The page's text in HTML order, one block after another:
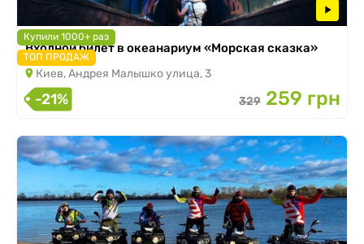
Купили 1000+ раз
ТОП ПРОДАЖ
Входной билет в океанариум «Морская сказка»
Киев, Андрея Малышко улица, 3
-21% 329 259 грн